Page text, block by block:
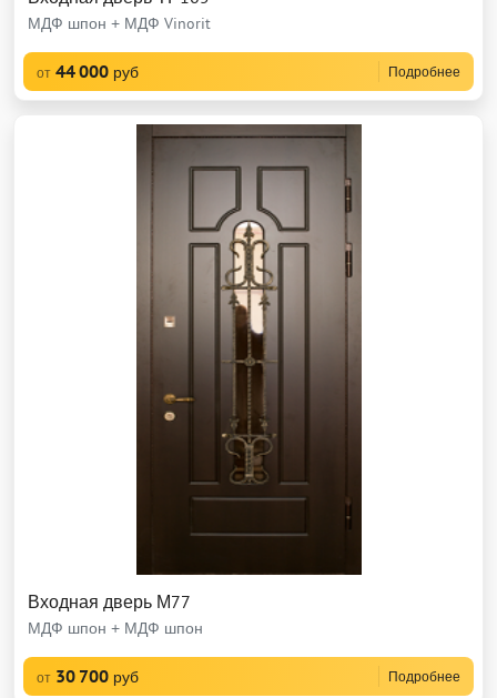
МДФ шпон + МДФ Vinorit
от 44 000 руб Подробнее
Входная дверь М77
МДФ шпон + МДФ шпон
от 30 700 руб Подробнее